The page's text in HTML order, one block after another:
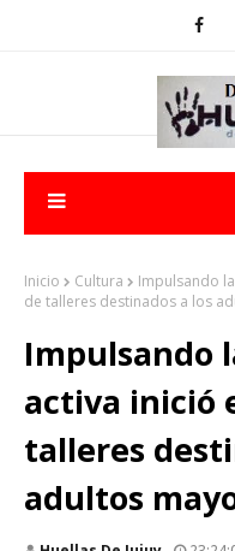
Inicio Cultura
Impulsando
de talleres destinados a los
Impulsando
activa inició
talleres
adultos